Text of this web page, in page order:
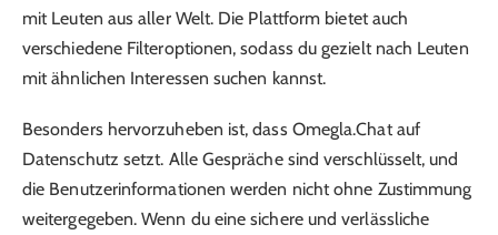
mit Leuten aus aller Welt. Die Plattform bietet auch
verschiedene Filteroptionen, sodass du gezielt nach Leuten
mit ähnlichen Interessen suchen kannst.
Besonders hervorzuheben ist, dass Omegla.Chat auf
Datenschutz setzt. Alle Gespräche sind verschlüsselt, und
die Benutzerinformationen werden nicht ohne Zustimmung
weitergegeben. Wenn du eine sichere und verlässliche